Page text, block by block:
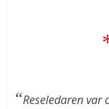
Reseledaren var